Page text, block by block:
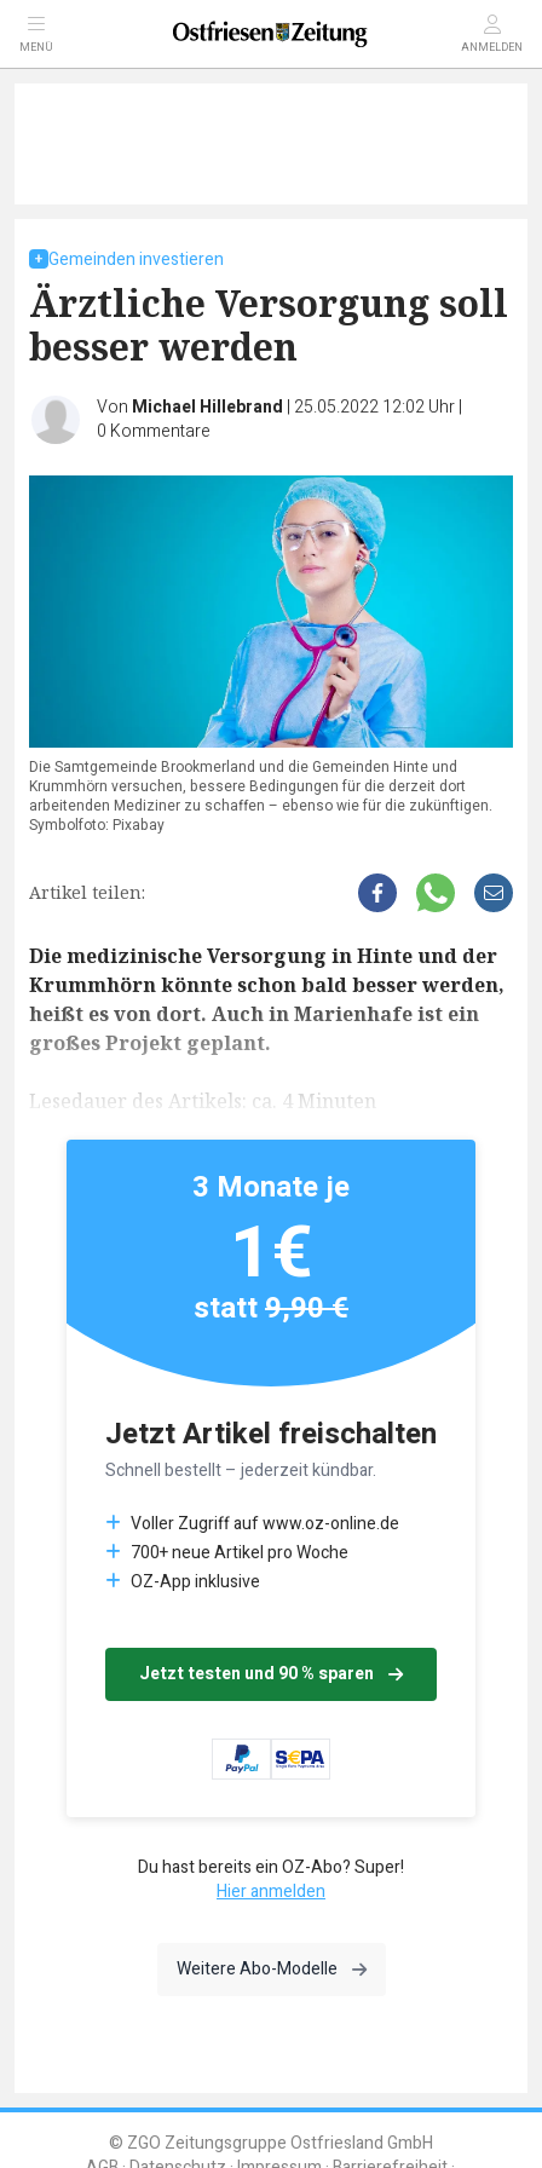
MENÜ ANMELDEN
Gemeinden investieren
Ärztliche Versorgung soll
besser werden
Von Michael Hillebrand | 25.05.2022 12:02 Uhr|
0 Kommentare
Die Samtgemeinde Brookmerland und die Gemeinden Hinte und
Krummhörn versuchen, bessere Bedingungen für die derzeit dort
arbeitenden Mediziner zu schaffen – ebenso wie für die zukünftigen.
Symbolfoto: Pixabay
Artikel teilen:
Die medizinische Versorgung in Hinte und der
Krummhörn könnte schon bald besser werden,
heißt es von dort. Auch in Marienhafe ist ein
großes Projekt geplant.
Lesedauer des Artikels: ca. 4 Minuten
Jetzt Artikel freischalten
Schnell bestellt – jederzeit kündbar.
Voller Zugriff auf www.oz-online.de
700+ neue Artikel pro Woche
OZ-App inklusive
Jetzt testen und 90 % sparen
3 Monate je
1€
statt9,90 €
Du hast bereits ein OZ-Abo? Super!
Hier anmelden
Weitere Abo-Modelle
© ZGO Zeitungsgruppe Ostfriesland GmbH